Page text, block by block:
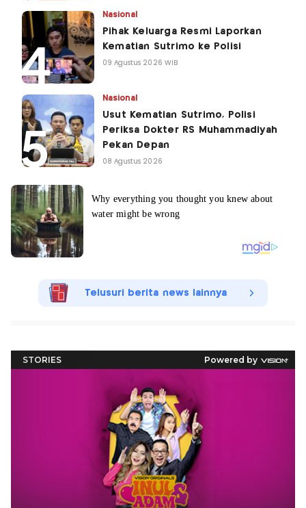
Nasional
Pihak Keluarga Resmi Laporkan
Kematian Sutrimo ke Polisi
09 Agustus 2026 WIB
Nasional
Usut Kematian Sutrimo, Polisi
Periksa Dokter RS Muhammadiyah
Pekan Depan
08 Agustus 2026
Telusuri berita news lainnya